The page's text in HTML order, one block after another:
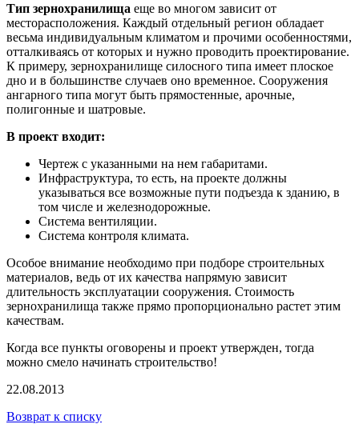
Тип зернохранилища еще во многом зависит от
месторасположения. Каждый отдельный регион обладает
весьма индивидуальным климатом и прочими особенностями,
отталкиваясь от которых и нужно проводить проектирование.
К примеру, зернохранилище силосного типа имеет плоское
дно и в большинстве случаев оно временное. Сооружения
ангарного типа могут быть прямостенные, арочные,
полигонные и шатровые.
В проект входит:
Чертеж с указанными на нем габаритами.
Инфраструктура, то есть, на проекте должны
указываться все возможные пути подъезда к зданию, в
том числе и железнодорожные.
Система вентиляции.
Система контроля климата.
Особое внимание необходимо при подборе строительных
материалов, ведь от их качества напрямую зависит
длительность эксплуатации сооружения. Стоимость
зернохранилища также прямо пропорционально растет этим
качествам.
Когда все пункты оговорены и проект утвержден, тогда
можно смело начинать строительство!
22.08.2013
Возврат к списку